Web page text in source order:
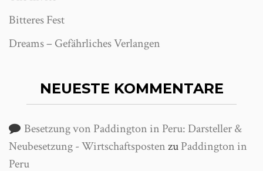
Bitteres Fest
Dreams – Gefährliches Verlangen
NEUESTE KOMMENTARE
Besetzung von Paddington in Peru: Darsteller &
Neubesetzung - WirtschaftspostenzuPaddington in
Peru